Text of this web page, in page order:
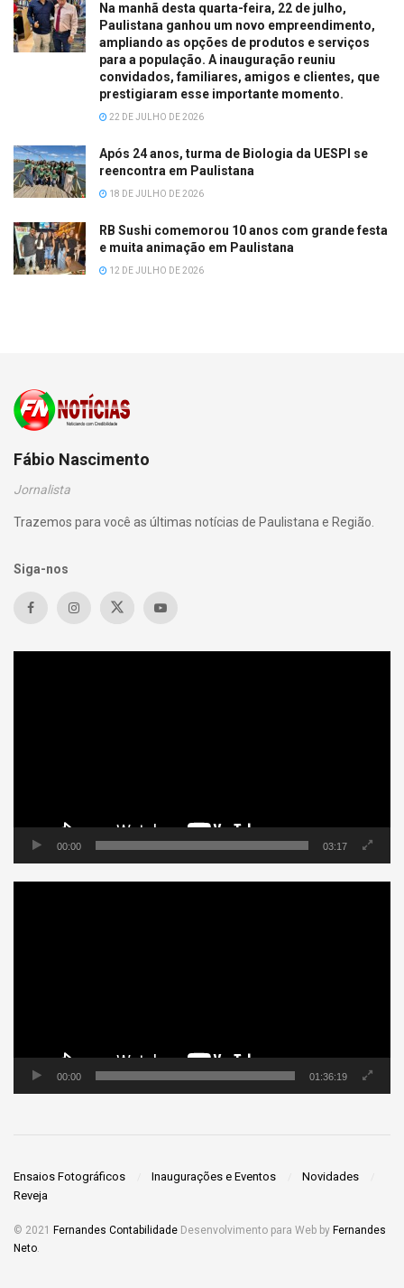
Na manhã desta quarta-feira, 22 de julho,
Paulistana ganhou um novo empreendimento,
ampliando as opções de produtos e serviços
para a população. A inauguração reuniu
convidados, familiares, amigos e clientes, que
prestigiaram esse importante momento.
22 DE JULHO DE 2026
Após 24 anos, turma de Biologia da UESPI se
reencontra em Paulistana
18 DE JULHO DE 2026
RB Sushi comemorou 10 anos com grande festa
e muita animação em Paulistana
12 DE JULHO DE 2026
Fábio Nascimento
Jornalista
Trazemos para você as últimas notícias de Paulistana e Região.
Siga-nos
00:00 03:17
00:00 01:36:19
Ensaios Fotográficos Inaugurações e Eventos
Novidades
Reveja
© 2021 Fernandes Contabilidade Desenvolvimento para Web by Fernandes
Neto